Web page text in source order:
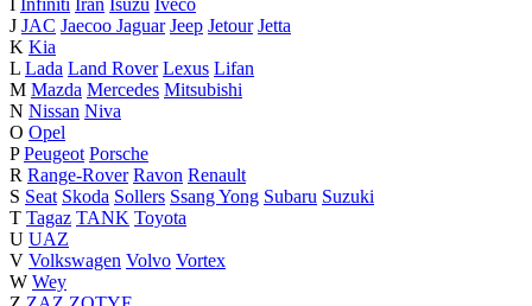
I Infiniti Iran Isuzu Iveco
J JAC Jaecoo Jaguar Jeep Jetour Jetta
K Kia
L Lada Land Rover Lexus Lifan
M Mazda Mercedes Mitsubishi
N Nissan Niva
O Opel
P Peugeot Porsche
R Range-Rover Ravon Renault
S Seat Skoda Sollers Ssang Yong Subaru Suzuki
T Tagaz TANK Toyota
U UAZ
V Volkswagen Volvo Vortex
W Wey